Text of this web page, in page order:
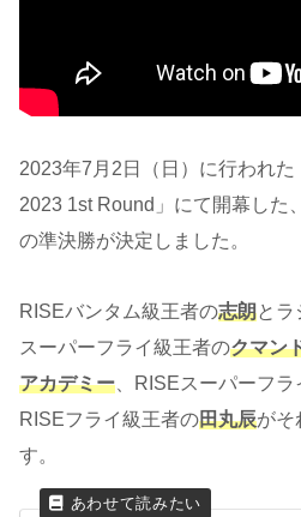
2023年7月2日（日）に行われ
2023 1st Round」にて開幕した
の準決勝が決定しました。
RISEバンタム級王者の志朗と
スーパーフライ級王者のクマン
アカデミー 、RISEスーパーフ
RISEフライ級王者の田丸辰がそ
す。